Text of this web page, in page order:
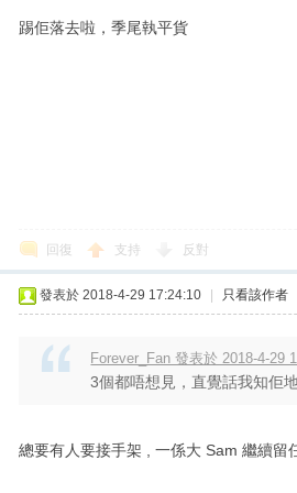
踢佢落去啦，季尾執平貨
回復 支持 反對
發表於 2018-4-29 17:24:10 只看該作者
Forever_Fan 發表於 2018-4-29
3個都唔想見，直覺話我知佢
總要有人要接手架 , 一係大 Sam 繼續留